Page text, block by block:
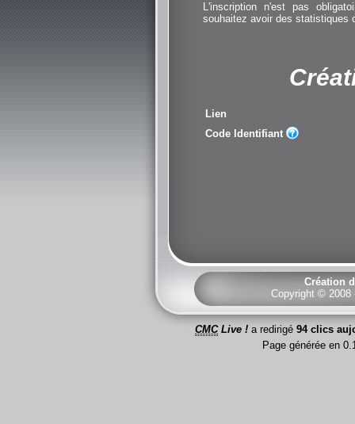
L'inscription n'est pas
souhaitez avoir des statistiques
Lien
Code Identifiant
Création
Copyright © 2008
CMCLive ! a redirigé 94 clics
Page générée en